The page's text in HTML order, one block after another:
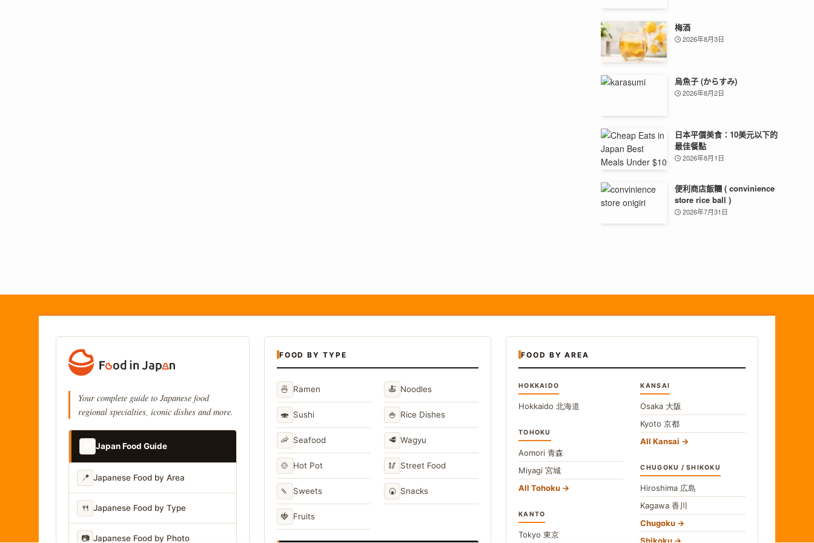
梅酒
2026年8月3日
烏魚子 (からすみ)
2026年8月2日
日本平價美食：10美元以下的
最佳餐點
2026年8月1日
便利商店飯糰 ( convinience
store rice ball )
2026年7月31日
Your complete guide to Japanese food
regional specialties, iconic dishes and more.
Japan Food Guide
📍 Japanese Food by Area
🍴 Japanese Food by Type
📷 Japanese Food by Photo
FOOD BY TYPE
🍜 Ramen 🍝 Noodles
🍣 Sushi 🍚 Rice Dishes
🦐 Seafood 🥩 Wagyu
🍲 Hot Pot 🥢 Street Food
🍡 Sweets 🍘 Snacks
🍓 Fruits
FOOD BY AREA
HOKKAIDO
Hokkaido 北海道
TOHOKU
Aomori 青森
Miyagi 宮城
All Tohoku
KANTO
Tokyo 東京
KANSAI
Osaka 大阪
Kyoto京都
All Kansai
CHUGOKU / SHIKOKU
Hiroshima 広島
Kagawa香川
Chugoku
Shikoku